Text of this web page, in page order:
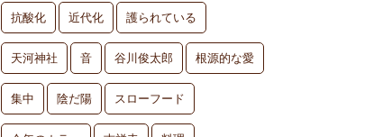
抗酸化 近代化 護られている
天河神社 音 谷川俊太郎 根源的な愛
集中 陰だ陽 スローフード